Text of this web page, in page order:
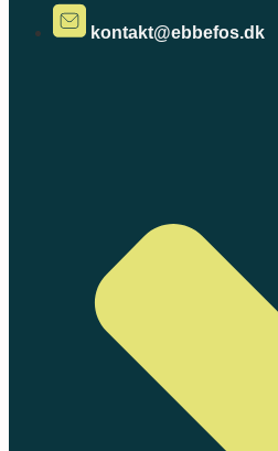
kontakt@ebbefos.dk